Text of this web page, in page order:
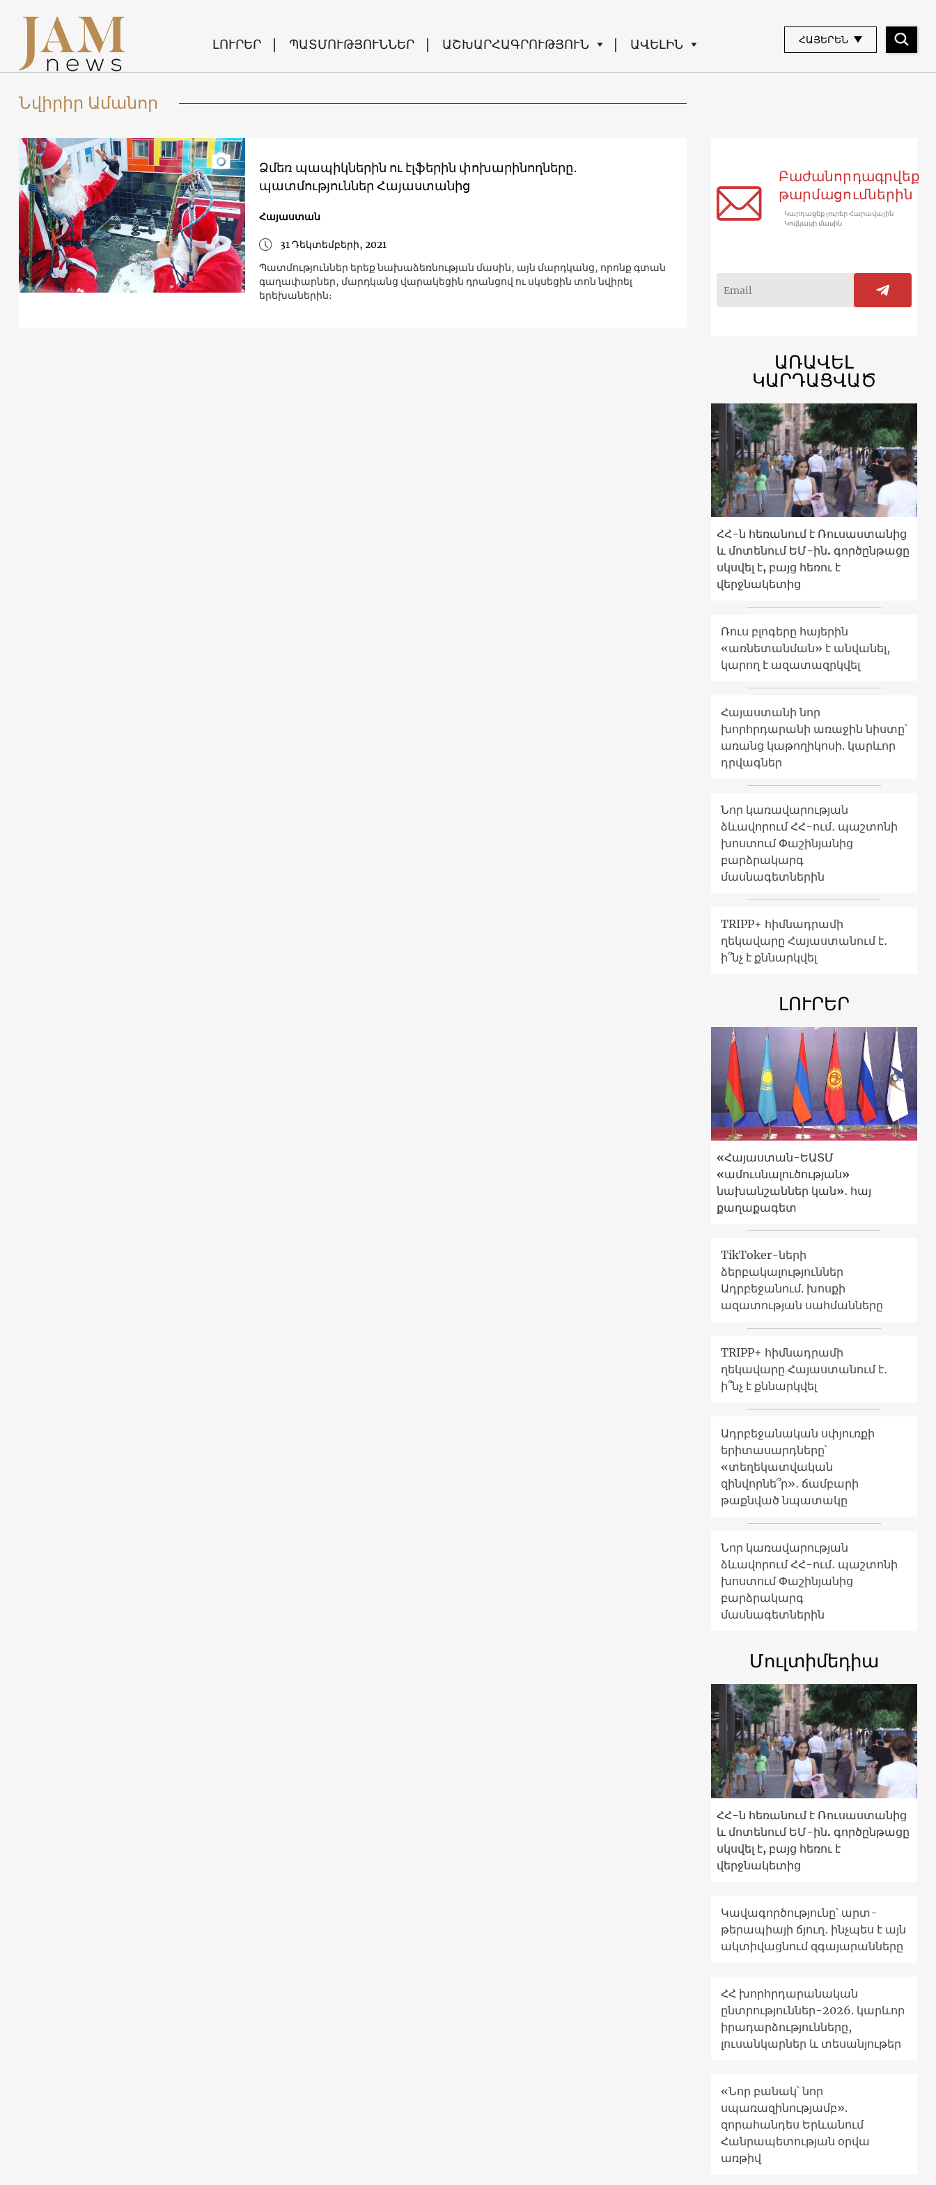
ԼՈՒՐԵՐ ՊԱՏՄՈՒԹՅՈՒՆՆԵՐ ԱՇԽԱՐՀԱԳՐՈՒԹՅՈՒՆ ԱՎԵԼԻՆ ՀԱՅԵՐԵՆ
Նվիրիր Ամանոր
Ձմեռ պապիկներին ու էլֆերին փոխարինողները․
պատմություններ Հայաստանից
Հայաստան
31 Դեկտեմբերի, 2021
Պատմություններ երեք նախաձեռնության մասին, այն մարդկանց, որոնք գտան
գաղափարներ, մարդկանց վարակեցին դրանցով ու սկսեցին տոն նվիրել
երեխաներին։
Բաժանորդագրվեք
թարմացումներին
Կարդացեք լուրեր Հարավային
Կովկասի մասին
ԱՌԱՎԵԼ
ԿԱՐԴԱՑՎԱԾ
ՀՀ-ն հեռանում է Ռուսաստանից
և մոտենում ԵՄ-ին. գործընթացը
սկսվել է, բայց հեռու է
վերջնակետից
Ռուս բլոգերը հայերին
«առնետանման» է անվանել,
կարող է ազատազրկվել
Հայաստանի նոր
խորհրդարանի առաջին նիստը՝
առանց կաթողիկոսի. կարևոր
դրվագներ
Նոր կառավարության
ձևավորում ՀՀ-ում․ պաշտոնի
խոստում Փաշինյանից
բարձրակարգ
մասնագետներին
TRIPP+ հիմնադրամի
ղեկավարը Հայաստանում է․
ի՞նչ է քննարկվել
ԼՈՒՐԵՐ
«Հայաստան-ԵԱՏՄ
«ամուսնալուծության»
նախանշաններ կան»․ հայ
քաղաքագետ
TikToker-ների
ձերբակալություններ
Ադրբեջանում. խոսքի
ազատության սահմանները
TRIPP+ հիմնադրամի
ղեկավարը Հայաստանում է․
ի՞նչ է քննարկվել
Ադրբեջանական սփյուռքի
երիտասարդները՝
«տեղեկատվական
զինվորնե՞ր»․ ճամբարի
թաքնված նպատակը
Նոր կառավարության
ձևավորում ՀՀ-ում․ պաշտոնի
խոստում Փաշինյանից
բարձրակարգ
մասնագետներին
Մուլտիմեդիա
ՀՀ-ն հեռանում է Ռուսաստանից
և մոտենում ԵՄ-ին. գործընթացը
սկսվել է, բայց հեռու է
վերջնակետից
Կավագործությունը՝ արտ-
թերապիայի ճյուղ․ ինչպես է այն
ակտիվացնում զգայարանները
ՀՀ խորհրդարանական
ընտրություններ-2026. կարևոր
իրադարձությունները,
լուսանկարներ և տեսանյութեր
«Նոր բանակ՝ նոր
սպառազինությամբ».
զորահանդես Երևանում
Հանրապետության օրվա
առթիվ